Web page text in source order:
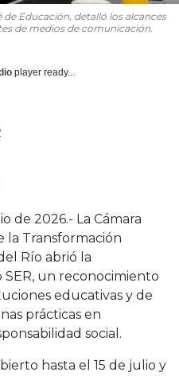
Educación, detalló los alcances
de medios de comunicación.
player ready...
de 2026.- La Cámara
la Transformación
Río abrió la
un reconocimiento
educativas y de
prácticas en
social.
hasta el 15 de julio y